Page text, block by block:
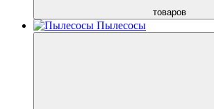
товаров
Пылесосы